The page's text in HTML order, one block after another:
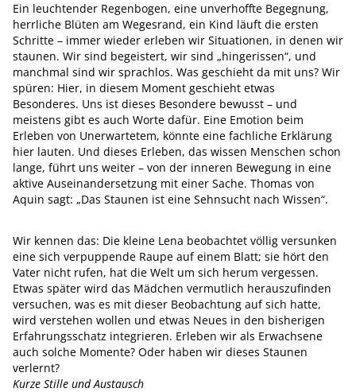
Ein leuchtender Regenbogen, eine unverhoffte Begegnung,
herrliche Blüten am Wegesrand, ein Kind läuft die ersten
Schritte – immer wieder erleben wir Situationen, in denen wir
staunen. Wir sind begeistert, wir sind „hingerissen“, und
manchmal sind wir sprachlos. Was geschieht da mit uns? Wir
spüren: Hier, in diesem Moment geschieht etwas
Besonderes. Uns ist dieses Besondere bewusst – und
meistens gibt es auch Worte dafür. Eine Emotion beim
Erleben von Unerwartetem, könnte eine fachliche Erklärung
hier lauten. Und dieses Erleben, das wissen Menschen schon
lange, führt uns weiter – von der inneren Bewegung in eine
aktive Auseinandersetzung mit einer Sache. Thomas von
Aquin sagt: „Das Staunen ist eine Sehnsucht nach Wissen“.
Wir kennen das: Die kleine Lena beobachtet völlig versunken
eine sich verpuppende Raupe auf einem Blatt; sie hört den
Vater nicht rufen, hat die Welt um sich herum vergessen.
Etwas später wird das Mädchen vermutlich herauszufinden
versuchen, was es mit dieser Beobachtung auf sich hatte,
wird verstehen wollen und etwas Neues in den bisherigen
Erfahrungsschatz integrieren. Erleben wir als Erwachsene
auch solche Momente? Oder haben wir dieses Staunen
verlernt?
Kurze Stille und Austausch